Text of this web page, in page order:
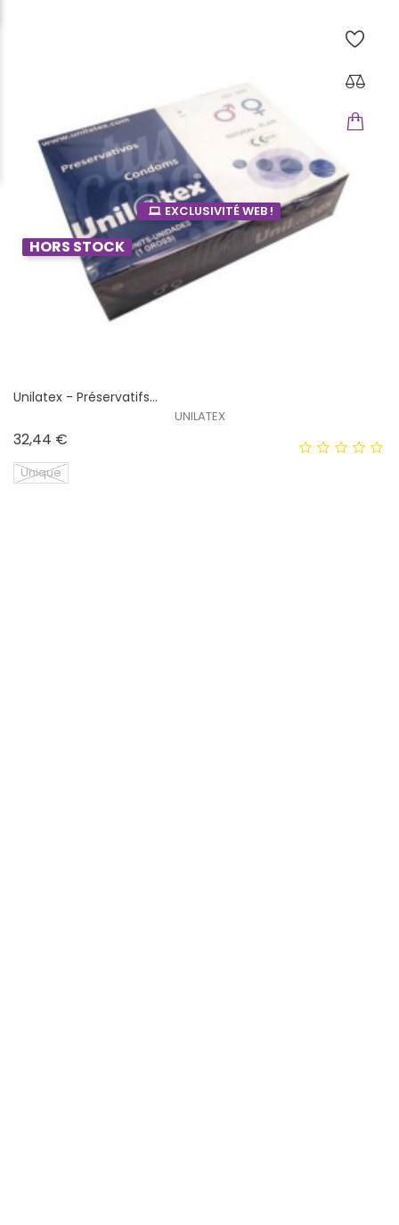
EXCLUSIVITÉ WEB !
HORS STOCK
Unilatex - Préservatifs...
UNILATEX
32,44 €
Unique